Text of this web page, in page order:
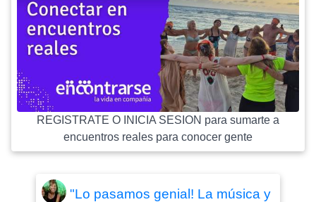
REGISTRATE O INICIA SESION para sumarte a
encuentros reales para conocer gente
"Lo pasamos genial! La música y